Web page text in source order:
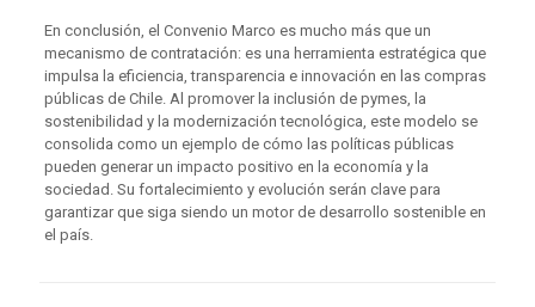
En conclusión, el Convenio Marco es mucho más que un
mecanismo de contratación: es una herramienta estratégica que
impulsa la eficiencia, transparencia e innovación en las compras
públicas de Chile. Al promover la inclusión de pymes, la
sostenibilidad y la modernización tecnológica, este modelo se
consolida como un ejemplo de cómo las políticas públicas
pueden generar un impacto positivo en la economía y la
sociedad. Su fortalecimiento y evolución serán clave para
garantizar que siga siendo un motor de desarrollo sostenible en
el país.